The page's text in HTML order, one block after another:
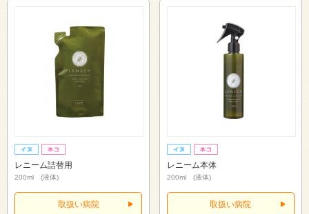
レニーム詰替用
200ml (液体)
取扱い病院
レニーム本体
200ml (液体)
取扱い病院